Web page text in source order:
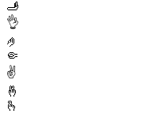
🫸
👌
🤌
🤏
✌️
🤞
🫰